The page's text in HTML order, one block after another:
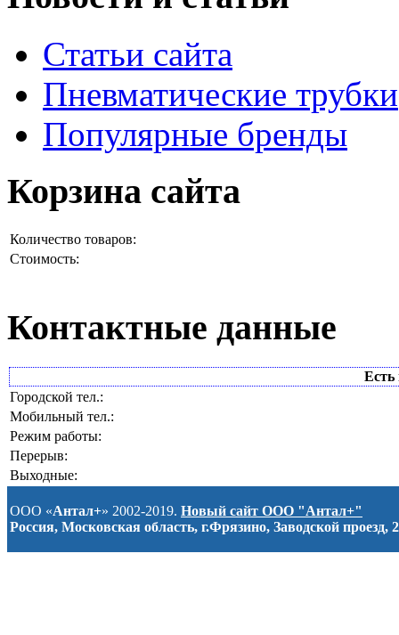
Статьи сайта
Пневматические трубки
Популярные бренды
Корзина сайта
Количество товаров:
Стоимость:
Контактные данные
Есть
Городской тел.:
Мобильный тел.:
Режим работы:
Перерыв:
Выходные:
ООО «Антал+» 2002-2019. Новый сайт ООО "Антал+"
Россия, Московская область, г.Фрязино, Заводской проезд, 2